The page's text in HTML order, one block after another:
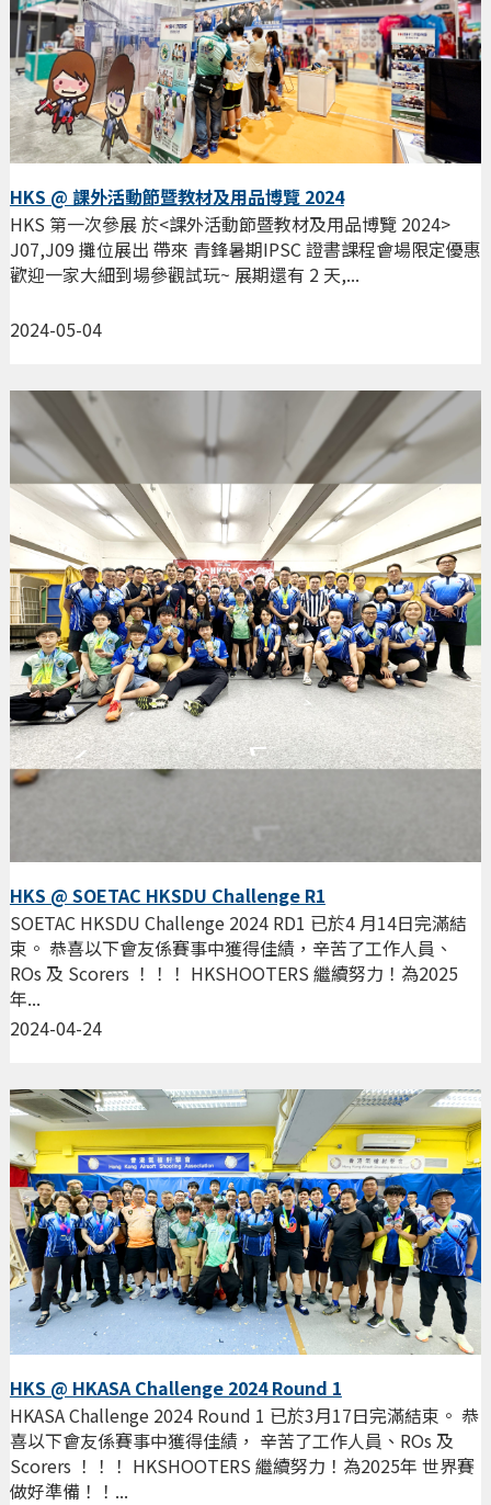
HKS @ 課外活動節暨教材及用品博覽 2024
2024-05-04
HKS 第一次參展 於<課外活動節暨教材及用品博覽 2024>
J07,J09 攤位展出 帶來 青鋒暑期IPSC 證書課程會場限定優惠
歡迎一家大細到場參觀試玩~ 展期還有 2 天,...
HKS @ SOETAC HKSDU Challenge R1
2024-04-24
SOETAC HKSDU Challenge 2024 RD1 已於4 月14日完滿結
束。 恭喜以下會友係賽事中獲得佳績，辛苦了工作人員、
ROs 及 Scorers ！！！ HKSHOOTERS 繼續努力！為2025
年...
HKS @ HKASA Challenge 2024 Round 1
HKASA Challenge 2024 Round 1 已於3月17日完滿結束。 恭
喜以下會友係賽事中獲得佳績， 辛苦了工作人員、ROs 及
Scorers ！！！ HKSHOOTERS 繼續努力！為2025年 世界賽
做好準備！！...